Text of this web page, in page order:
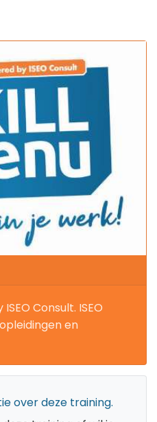
Consult. ISEO
en
over deze training.